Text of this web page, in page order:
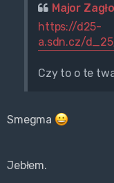
Major
https://d25-
a.sdn.cz/
Czy to o te
Smegma
Jebłem.